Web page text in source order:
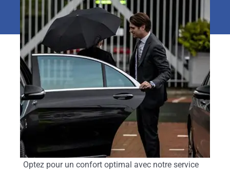
Optez pour un confort optimal avec notre service